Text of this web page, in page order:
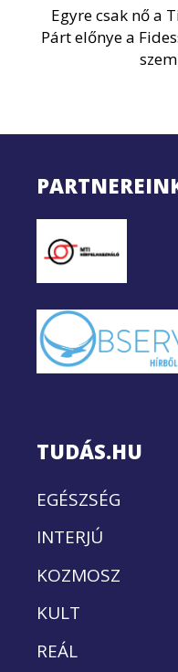
Egyre csak nő a
Párt előnye a
TUDÁS.HU
EGÉSZSÉG
INTERJÚ
KOZMOSZ
KULT
REÁL